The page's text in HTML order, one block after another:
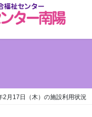
2月17日（木）の施設利用状況